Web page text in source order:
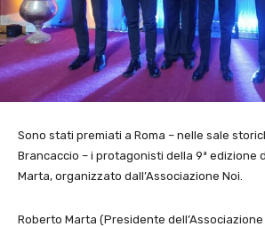
Sono stati premiati a Roma – nelle sale
Brancaccio – i protagonisti della 9ª edizione
Marta, organizzato dall’Associazione Noi.
Roberto Marta (Presidente